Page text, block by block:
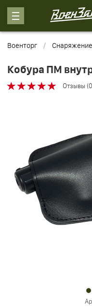
Военторг Снаряжение
Кобура ПМ
Отзывы